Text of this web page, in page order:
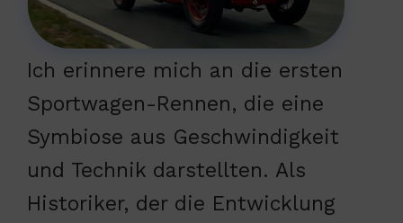
Ich erinnere mich an die ersten
Sportwagen-Rennen, die eine
Symbiose aus Geschwindigkeit
und Technik darstellten. Als
Historiker, der die Entwicklung